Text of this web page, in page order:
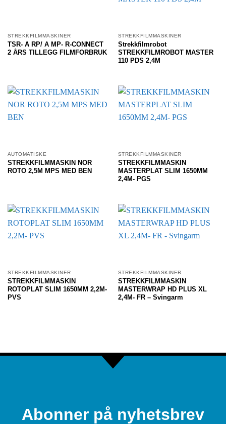
STREKKFILMMASKINER
TSR- A RP/ A MP- R-CONNECT
2 ÅRS TILLEGG FILMFORBRUK
STREKKFILMMASKINER
Strekkfilmrobot
STREKKFILMROBOT MASTER
110 PDS 2,4M
AUTOMATISKE
STREKKFILMMASKIN NOR
ROTO 2,5M MPS MED BEN
STREKKFILMMASKINER
STREKKFILMMASKIN
MASTERPLAT SLIM 1650MM
2,4M- PGS
STREKKFILMMASKINER
STREKKFILMMASKIN
ROTOPLAT SLIM 1650MM 2,2M-
PVS
STREKKFILMMASKINER
STREKKFILMMASKIN
MASTERWRAP HD PLUS XL
2,4M- FR – Svingarm
Abonner på nyhetsbrev